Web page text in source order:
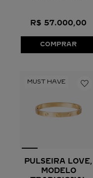
R$ 57.000,00
COMPRAR
PULSEIRA LOVE,
MODELO